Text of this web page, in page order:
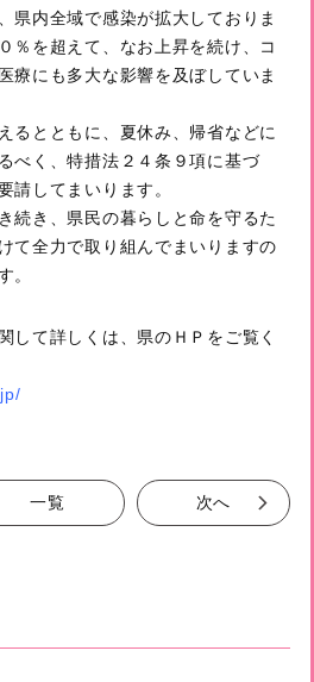
県内全域で感染が拡大しておりま
％を超えて、なお上昇を続け、コ
療にも多大な影響を及ぼしていま
るとともに、夏休み、帰省などに
べく、特措法２４条９項に基づ
請してまいります。
続き、県民の暮らしと命を守るた
て全力で取り組んでまいりますの
。
して詳しくは、県のＨＰをご覧く
一覧 次へ